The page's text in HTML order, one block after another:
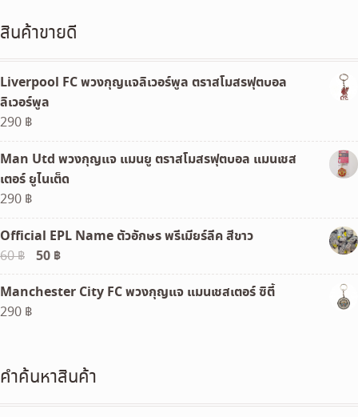
สินค้าขายดี
Liverpool FC พวงกุญแจลิเวอร์พูล ตราสโมสรฟุตบอล
ลิเวอร์พูล
290 ฿
Man Utd พวงกุญแจ แมนยู ตราสโมสรฟุตบอล แมนเชส
เตอร์ ยูไนเต็ด
290 ฿
Official EPL Name ตัวอักษร พรีเมียร์ลีค สีขาว
60฿
Original
price
was:
60 ฿.
50 ฿Current
price
is:
Manchester City FC พวงกุญแจ แมนเชสเตอร์ ซิตี้
290 ฿
คำค้นหาสินค้า